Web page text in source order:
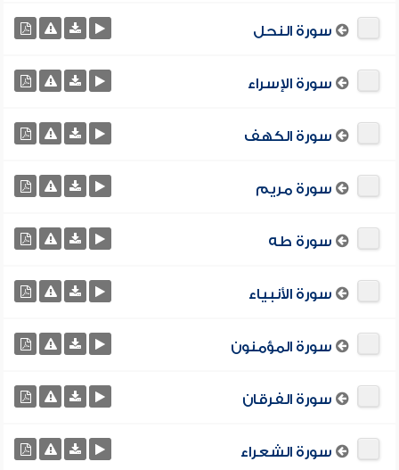
سورة النحل
سورة الإسراء
سورة الكهف
سورة مريم
سورة طه
سورة الأنبياء
سورة المؤمنون
سورة الفرقان
سورة الشعراء